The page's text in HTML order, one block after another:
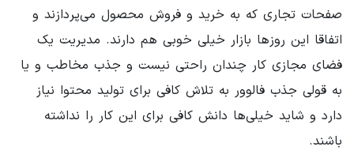
صفحات تجاری که به خرید و فروش محصول می‌پردازند و
اتفاقا این روزها بازار خیلی خوبی هم دارند. مدیریت یک
فضای مجازی کار چندان راحتی نیست و جذب مخاطب و یا
به قولی جذب فالوور به تلاش کافی برای تولید محتوا نیاز
دارد و شاید خیلی‌ها دانش کافی برای این کار را نداشته
باشند.